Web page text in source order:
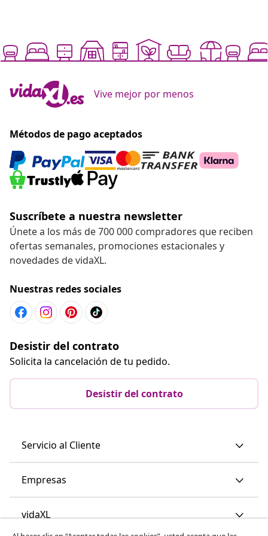
Vive mejor por menos
Métodos de pago aceptados
Suscríbete a nuestra newsletter
Únete a los más de 700 000 compradores que reciben
ofertas semanales, promociones estacionales y
novedades de vidaXL.
Nuestras redes sociales
Desistir del contrato
Solicita la cancelación de tu pedido.
Desistir del contrato
Servicio al Cliente
Empresas
vidaXL